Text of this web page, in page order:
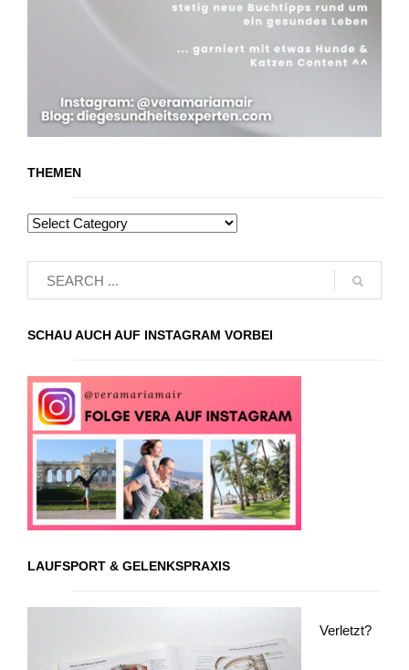
THEMEN
SCHAU AUCH AUF INSTAGRAM VORBEI
LAUFSPORT & GELENKSPRAXIS
Verletzt?